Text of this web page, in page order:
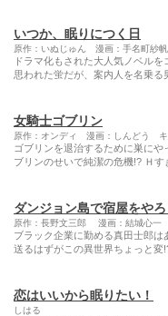
いつか、眠りにつく日
原作：いぬじゅん 漫画：手名町紗帆
ドラマ化もされた大人気ノベル
思われた蛍だが、案内人を名乗
女騎士ゴブリン
原作：オンディ 漫画：しんどう キ
ゴブリンを退治するために巣に
ブリンのせいで純潔の危機!? Ｈ
ダンジョン島で宿屋をや
原作：長野文三郎 漫画：結城心一
ブラック企業に勤める真田士郎
送るはずがこの異世界ちょっと
恋はいいから眠りたい！
しはる